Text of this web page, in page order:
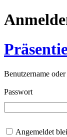
Benutzername
Passwort
Angemeldet